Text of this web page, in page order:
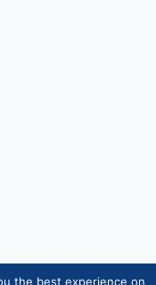
the best experience on